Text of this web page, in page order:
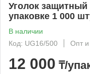
Уголок защитный
упаковке 1 000
В наличии
Код: UG16/500
Опт и
12 000 ₸/